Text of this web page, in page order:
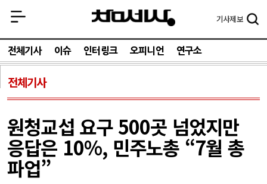
기사제보
전체기사 이슈 인터링크 오피니언 연구소
전체기사
원청교섭 요구 500곳 넘었지만
응답은 10%, 민주노총 “7월 총
파업”